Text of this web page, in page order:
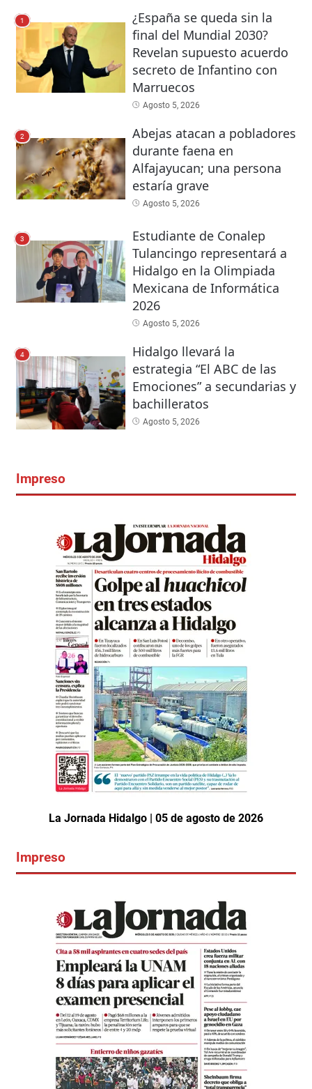
1
¿España se queda sin la
final del Mundial 2030?
Revelan supuesto acuerdo
secreto de Infantino con
Marruecos
Agosto 5, 2026
2
Abejas atacan a pobladores
durante faena en
Alfajayucan; una persona
estaría grave
Agosto 5, 2026
3
Estudiante de Conalep
Tulancingo representará a
Hidalgo en la Olimpiada
Mexicana de Informática
2026
Agosto 5, 2026
4
Hidalgo llevará la
estrategia “El ABC de las
Emociones” a secundarias y
bachilleratos
Agosto 5, 2026
Impreso
La Jornada Hidalgo | 05 de agosto de 2026
Impreso